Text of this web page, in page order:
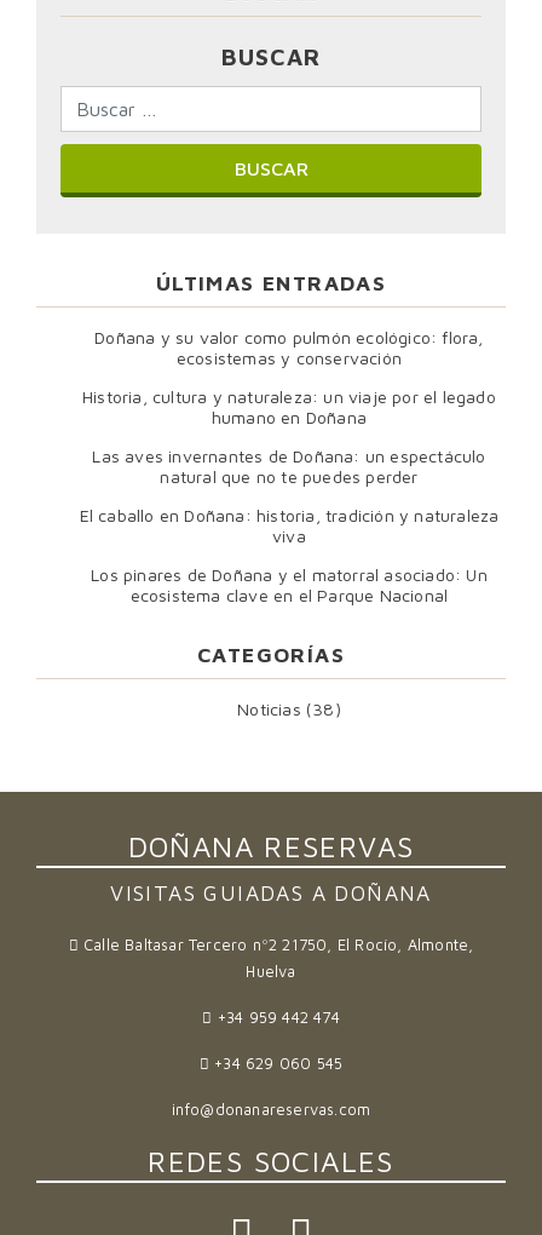
BUSCAR
ÚLTIMAS ENTRADAS
Doñana y su valor como pulmón ecológico: flora,
ecosistemas y conservación
Historia, cultura y naturaleza: un viaje por el legado
humano en Doñana
Las aves invernantes de Doñana: un espectáculo
natural que no te puedes perder
El caballo en Doñana: historia, tradición y naturaleza
viva
Los pinares de Doñana y el matorral asociado: Un
ecosistema clave en el Parque Nacional
CATEGORÍAS
Noticias (38)
DOÑANA RESERVAS
VISITAS GUIADAS A DOÑANA
Calle Baltasar Tercero nº2 21750, El Rocío, Almonte,
Huelva
+34 959 442 474
+34 629 060 545
info@donanareservas.com
REDES SOCIALES